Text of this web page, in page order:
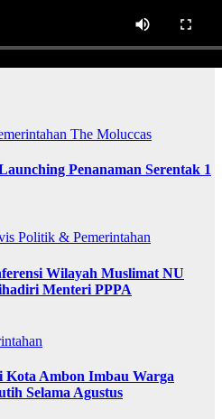
The Moluccas
Penanaman Serentak 1
Politik & Pemerintahan
Wilayah Muslimat NU
Menteri PPPA
Ambon Imbau Warga
Selama Agustus